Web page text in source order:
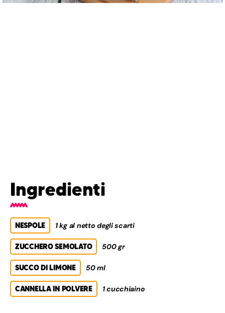
Ingredienti
NESPOLE 1 kg al netto degli scarti
ZUCCHERO SEMOLATO 500 gr
SUCCO DI LIMONE 50 ml
CANNELLA IN POLVERE 1 cucchiaino